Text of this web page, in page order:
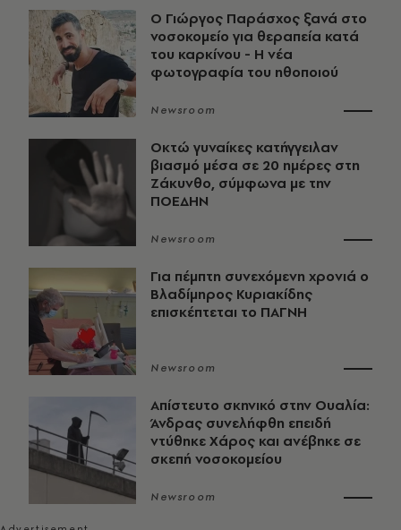
O Γιώργος Παράσχος ξανά στο
νοσοκομείο για θεραπεία κατά
του καρκίνου - Η νέα
φωτογραφία του ηθοποιού
Newsroom
Οκτώ γυναίκες κατήγγειλαν
βιασμό μέσα σε 20 ημέρες στη
Ζάκυνθο, σύμφωνα με την
ΠΟΕΔΗΝ
Newsroom
Για πέμπτη συνεχόμενη χρονιά ο
Βλαδίμηρος Κυριακίδης
επισκέπτεται το ΠΑΓΝΗ
Newsroom
Απίστευτο σκηνικό στην Ουαλία:
Άνδρας συνελήφθη επειδή
ντύθηκε Χάρος και ανέβηκε σε
σκεπή νοσοκομείου
Newsroom